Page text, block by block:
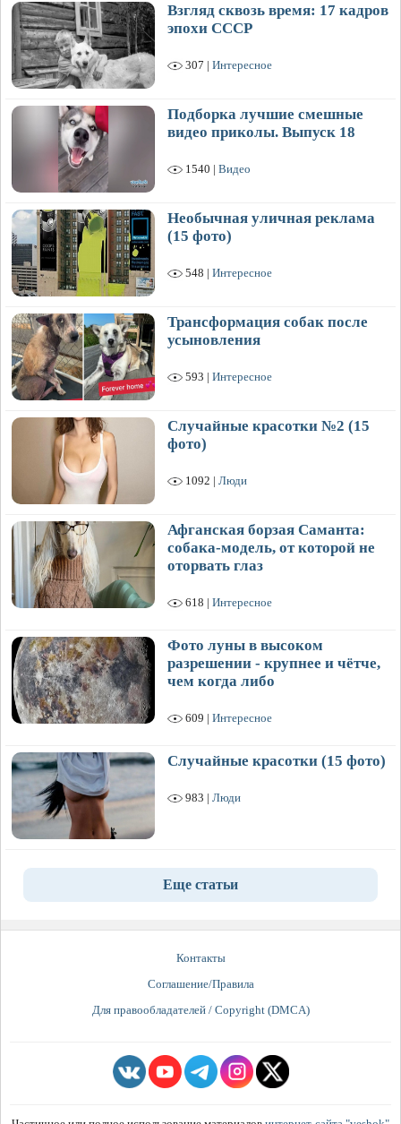
Взгляд сквозь время: 17 кадров
эпохи СССР
307 | Интересное
Подборка лучшие смешные
видео приколы. Выпуск 18
1540 | Видео
Необычная уличная реклама
(15 фото)
548 | Интересное
Трансформация собак после
усыновления
593 | Интересное
Случайные красотки №2 (15
фото)
1092 | Люди
Афганская борзая Саманта:
собака-модель, от которой не
оторвать глаз
618 | Интересное
Фото луны в высоком
разрешении - крупнее и чётче,
чем когда либо
609 | Интересное
Случайные красотки (15 фото)
983 | Люди
Еще статьи
Контакты
Соглашение/Правила
Для правообладателей / Copyright (DMCA)